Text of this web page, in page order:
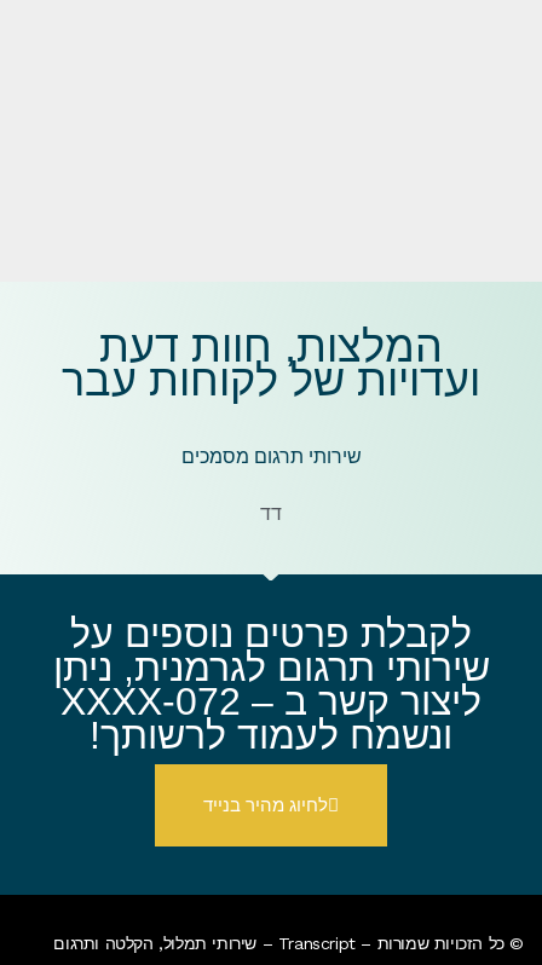
המלצות, חוות דעת
ועדויות של לקוחות עבר
שירותי תרגום מסמכים
דד
לקבלת פרטים נוספים על
שירותי תרגום לגרמנית, ניתן
ליצור קשר ב – 072-XXXX
ונשמח לעמוד לרשותך!
לחיוג מהיר בנייד
© כל הזכויות שמורות – Transcript – שירותי תמלול, הקלטה ותרגום